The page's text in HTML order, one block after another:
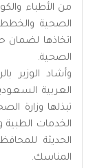
من الأطباء
الصحية والخطط
اتخاذها لضمان
الصحية.
وأشاد الوزير
العربية
تبذلها وزارة
الخدمات الطبية
الحديثة
المناسك.